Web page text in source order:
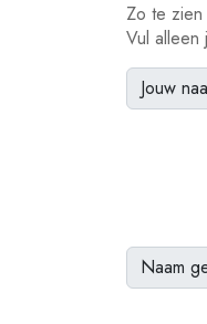
Zo te
Vul alleen
Jouw
Naam